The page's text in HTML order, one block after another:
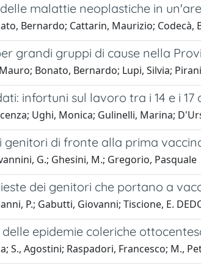
malattie neoplastiche in
Bernardo; Cattarin, Maurizio; Codecà,
grandi gruppi di cause nella
Bonato, Bernardo; Lupi, Silvia;
infortuni sul lavoro tra i 14 e i 17
Ughi, Monica; Gulinelli, Marina;
genitori di fronte alla prima
G.; Ghesini, M.; Gregorio, Pasquale
dei genitori che portano a
P.; Gabutti, Giovanni; Tiscione, E.
epidemie coleriche
S., Agostini; Raspadori, Francesco; M.,